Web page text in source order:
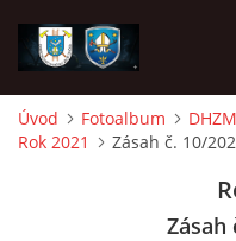
ÚVOD
Úvod Fotoalbum
Rok 2021
Zásah č. 10/
Zásah